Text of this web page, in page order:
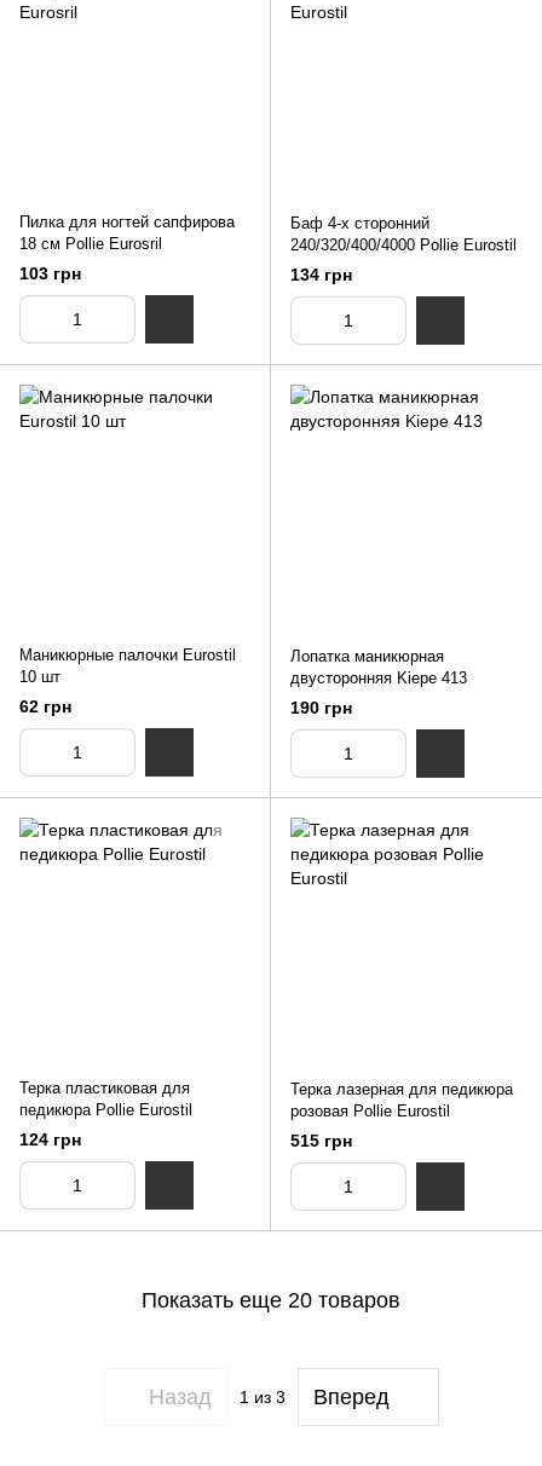
Пилка для ногтей сапфирова
18 см Pollie Eurosril
103 грн
Баф 4-х сторонний
240/320/400/4000 Pollie Eurostil
134 грн
Маникюрные палочки Eurostil
10 шт
62 грн
Лопатка маникюрная
двусторонняя Kiepe 413
190 грн
Терка пластиковая для
педикюра Pollie Eurostil
124 грн
Терка лазерная для педикюра
розовая Pollie Eurostil
515 грн
Показать еще 20 товаров
Назад 1из 3 Вперед